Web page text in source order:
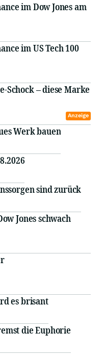
im Dow Jones am
im US Tech 100
Schock – diese Marke
Anzeige
Werk bauen
sind zurück
Jones schwach
es brisant
die Euphorie